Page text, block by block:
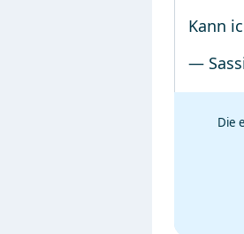
Kann
—
Die